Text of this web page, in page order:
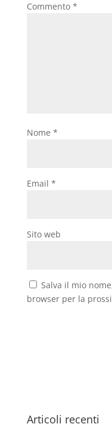
Commento *
Nome *
Email *
Sito web
Salva il mio
browser per la
Articoli recenti